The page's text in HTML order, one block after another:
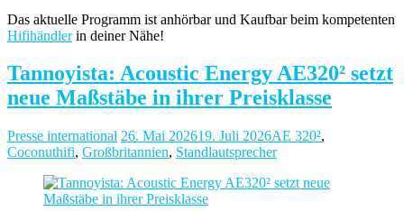
Das aktuelle Programm ist anhörbar und Kaufbar beim kompetenten
Hifihändlerin deiner Nähe!
Tannoyista: Acoustic Energy AE320² setzt
neue Maßstäbe in ihrer Preisklasse
Presse international 26. Mai 202619. Juli 2026AE 320²,
Coconuthifi, Großbritannien, Standlautsprecher